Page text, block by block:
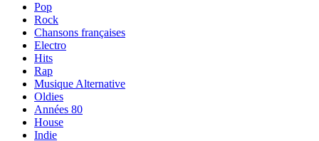
Pop
Rock
Chansons françaises
Electro
Hits
Rap
Musique Alternative
Oldies
Années 80
House
Indie